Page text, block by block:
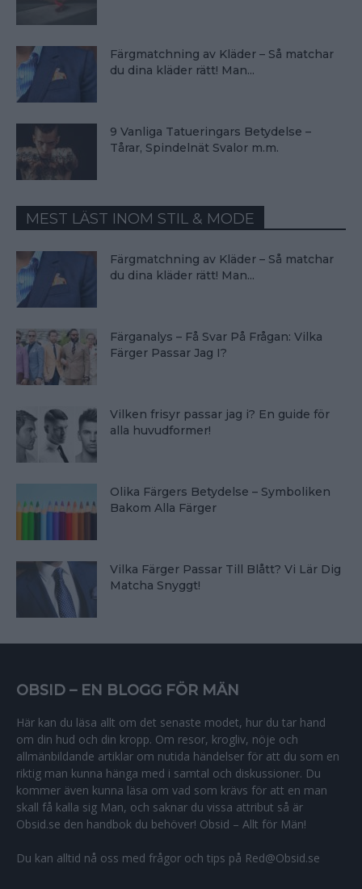
Färgmatchning av Kläder – Så matchar
du dina kläder rätt! Man...
9 Vanliga Tatueringars Betydelse –
Tårar, Spindelnät Svalor m.m.
MEST LÄST INOM STIL & MODE
Färgmatchning av Kläder – Så matchar
du dina kläder rätt! Man...
Färganalys – Få Svar På Frågan: Vilka
Färger Passar Jag I?
Vilken frisyr passar jag i? En guide för
alla huvudformer!
Olika Färgers Betydelse – Symboliken
Bakom Alla Färger
Vilka Färger Passar Till Blått? Vi Lär Dig
Matcha Snyggt!
OBSID – EN BLOGG FÖR MÄN
Här kan du läsa allt om det senaste modet, hur du tar hand
om din hud och din kropp. Om resor, krogliv, nöje och
allmänbildande artiklar om nutida händelser för att du som en
riktig man kunna hänga med i samtal och diskussioner. Du
kommer även kunna läsa om vad som krävs för att en man
skall få kalla sig Man, och saknar du vissa attribut så är
Obsid.se den handbok du behöver! Obsid – Allt för Män!
Du kan alltid nå oss med frågor och tips på Red@Obsid.se